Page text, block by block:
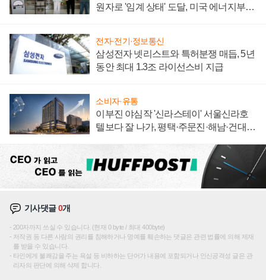
원자로 '임계 상태' 도달, 미국 에너지부
전자·전기·정보통신
삼성전자 넷리스트와 특허분쟁 매듭, 5년
동안 최대 1.3조 라이선스비 지급
소비자·유통
이부진 야심작 '신라스테이' 서울신라호
텔보다 잘 나가, 평택·주문진·해남·건대로
기사댓글0개
200자까지 쓰실 수 있습니다. (현재 0 byte / 최대 400byte)
저작권 등 다른 사람의 권리를 침해하거나 명예를 훼손하는 댓글은 관련 법률에 의해 제재
를 받을 수 있습니다.
타인에게 불쾌감을 주는 욕설 등 비하하는 단어가 내용에 포함되거나 인신공격성 글은 관
리자의 판단에 의해 삭제 합니다.